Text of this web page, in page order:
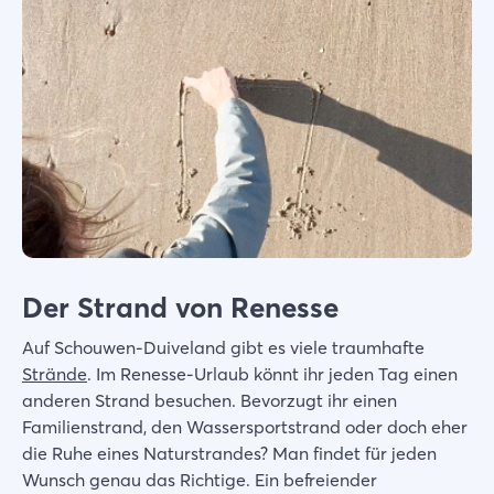
Der Strand von Renesse
Auf Schouwen-Duiveland gibt es viele traumhafte
Strände. Im Renesse-Urlaub könnt ihr jeden Tag einen
anderen Strand besuchen. Bevorzugt ihr einen
Familienstrand, den Wassersportstrand oder doch eher
die Ruhe eines Naturstrandes? Man findet für jeden
Wunsch genau das Richtige. Ein befreiender